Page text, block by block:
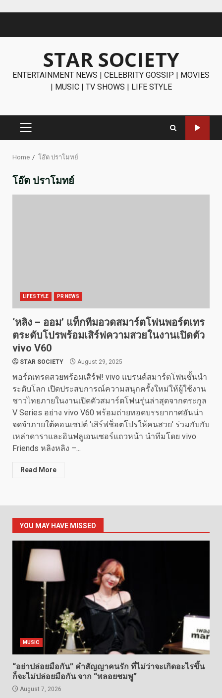
STAR SOCIETY
ENTERTAINMENT NEWS | CELEBRITY GOSSIP | MOVIES
| MUSIC | TV SHOWS | LIFE STYLE
PRIMARY
Home โอ๊ต ปราโมทย์
โอ๊ต ปราโมทย์
LIFESTYLE PR NEWS
‘หลิง – ออม’ แท็กทีมอวดสมาร์ตโฟนพอร์ตเทร
ตระดับโปรพร้อมเสิร์ฟความสวยในงานเปิดตัว
vivo V60
STAR SOCIETY August 29, 2025
พอร์ตเทรตสวยพร้อมเสิร์ฟ! vivo แบรนด์สมาร์ตโฟนชั้นนำ
ระดับโลก เปิดประสบการณ์ความสนุกครั้งใหม่ให้ผู้ใช้งาน
ชาวไทยภายในงานเปิดตัวสมาร์ตโฟนรุ่นล่าสุดจากตระกูล
V Series อย่าง vivo V60 พร้อมถ่ายทอดบรรยากาศอันน่า
จดจำภายใต้คอนเซปต์ ‘เสิร์ฟช็อตโปรให้คนสวย’ ร่วมกับกับ
เหล่าดาราและอินฟลูเอนเซอร์แถวหน้า นำทีมโดย vivo
Friends หลิงหลิง –...
Read More
YOU MAY HAVE MISSED
MUSIC
“อย่าปล่อยมือกัน” คำสัญญาคนรัก ที่ไม่ว่าจะเกิดอะไรขึ้น
ก็จะไม่ปล่อยมือกัน จาก “พลอยชมพู”
August 7, 2026